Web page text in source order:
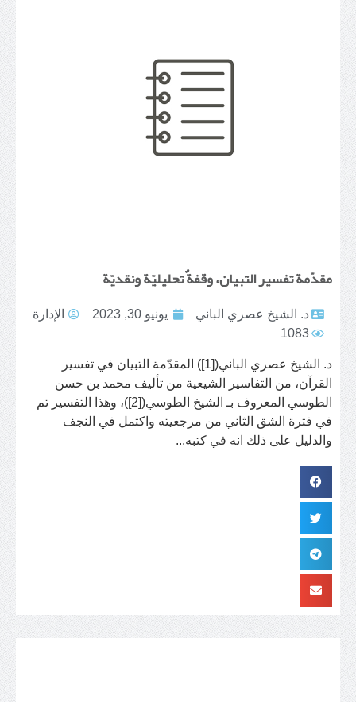
مقدّمة تفسير التبيان، وقفةٌ تحليليّة ونقديّة
د. الشيخ عصري الباني يونيو 30, 2023
الإدارة
1083
د. الشيخ عصري الباني([1]) المقدّمة التبيان في تفسير
القرآن، من التفاسير الشيعية من تأليف محمد بن حسن
الطوسي المعروف بـ الشيخ الطوسي([2])، وهذا التفسير تم
في فترة الشق الثاني من مرجعيته واكتمل في النجف
والدليل على ذلك انه في كتبه...